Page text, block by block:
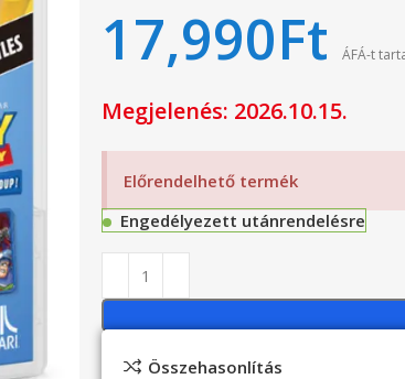
17,990Ft ÁFÁ-t
Megjelenés: 2026.10.15.
Előrendelhető termék
Engedélyezett utánrendelésre
Összehasonlítás